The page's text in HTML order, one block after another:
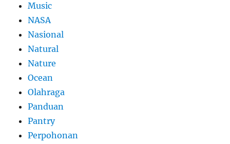
Music
NASA
Nasional
Natural
Nature
Ocean
Olahraga
Panduan
Pantry
Perpohonan